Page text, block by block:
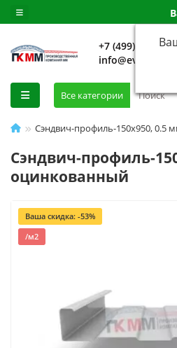
+7 (499) 648-92-
Все категории
Сэндвич-профиль-150х950, 0.5
Сэндвич-профиль-
оцинкованный
Ваша скидка: -53%
/м2